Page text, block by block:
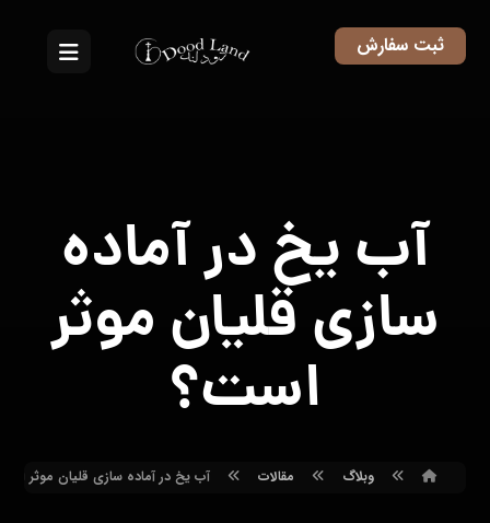
ثبت سفارش
آب یخ در آماده
سازی قلیان موثر
است؟
وبلاگ مقالات آب یخ در آماده سازی قلیان موثر